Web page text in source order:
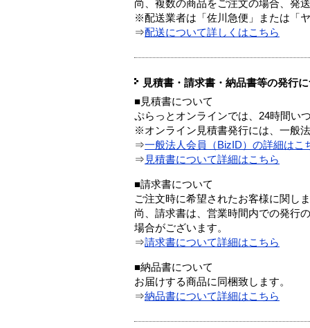
尚、複数の商品をご注文の場合、発
※配送業者は「佐川急便」または「
⇒配送について詳しくはこちら
見積書・請求書・納品書等の発行
■見積書について
ぷらっとオンラインでは、24時間い
※オンライン見積書発行には、一般
⇒一般法人会員（BizID）の詳細はこ
⇒ 見積書について詳細はこちら
■請求書について
ご注文時に希望されたお客様に関し
尚、請求書は、営業時間内での発行
場合がございます。
⇒請求書について詳細はこちら
■納品書について
お届けする商品に同梱致します。
⇒納品書について詳細はこちら